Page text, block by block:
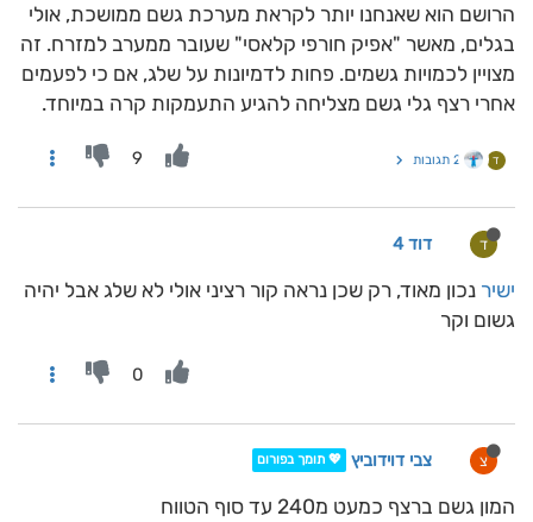
הרושם הוא שאנחנו יותר לקראת מערכת גשם ממושכת, אולי
בגלים, מאשר "אפיק חורפי קלאסי" שעובר ממערב למזרח. זה
מצויין לכמויות גשמים. פחות לדמיונות על שלג, אם כי לפעמים
אחרי רצף גלי גשם מצליחה להגיע התעמקות קרה במיוחד.
ד 2 תגובות 9
ד דוד 4
ישיר נכון מאוד, רק שכן נראה קור רציני אולי לא שלג אבל יהיה
גשום וקר
0
צ צבי דוידוביץ 💖 תומך בפורום
המון גשם ברצף כמעט מ240 עד סוף הטווח